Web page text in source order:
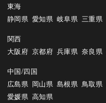
東海
静岡県 愛知県 岐阜県 三重県
関西
大阪府 京都府 兵庫県 奈良県
中国/四国
広島県 岡山県 島根県 鳥取県
愛媛県 高知県